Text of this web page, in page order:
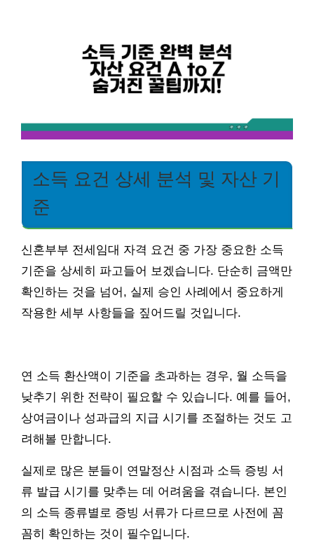
소득 요건 상세 분석 및 자산 기
준
신혼부부 전세임대 자격 요건 중 가장 중요한 소득
기준을 상세히 파고들어 보겠습니다. 단순히 금액만
확인하는 것을 넘어, 실제 승인 사례에서 중요하게
작용한 세부 사항들을 짚어드릴 것입니다.
연 소득 환산액이 기준을 초과하는 경우, 월 소득을
낮추기 위한 전략이 필요할 수 있습니다. 예를 들어,
상여금이나 성과급의 지급 시기를 조절하는 것도 고
려해볼 만합니다.
실제로 많은 분들이 연말정산 시점과 소득 증빙 서
류 발급 시기를 맞추는 데 어려움을 겪습니다. 본인
의 소득 종류별로 증빙 서류가 다르므로 사전에 꼼
꼼히 확인하는 것이 필수입니다.